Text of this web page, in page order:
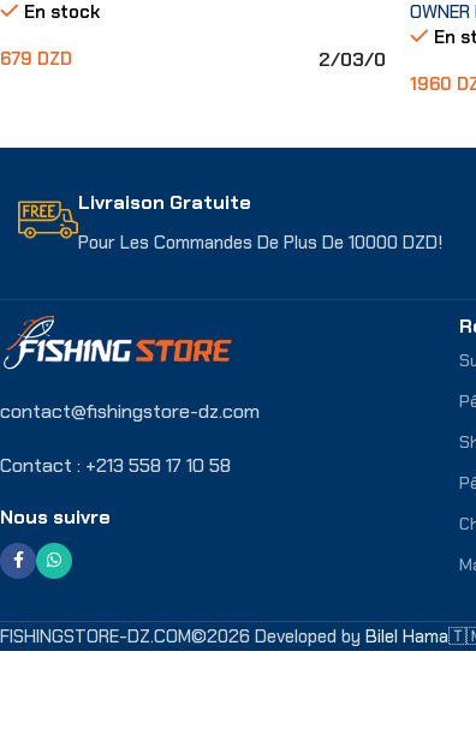
En stock
679 DZD 2/03/0
OWNER
En
1960
Livraison Gratuite
Pour Les Commandes De Plus De 10000 DZD!
contact@fishingstore-dz.com
Contact : +213 558 17 10 58
Nous suivre
FISHINGSTORE-DZ.COM©2026 Developed by Bilel